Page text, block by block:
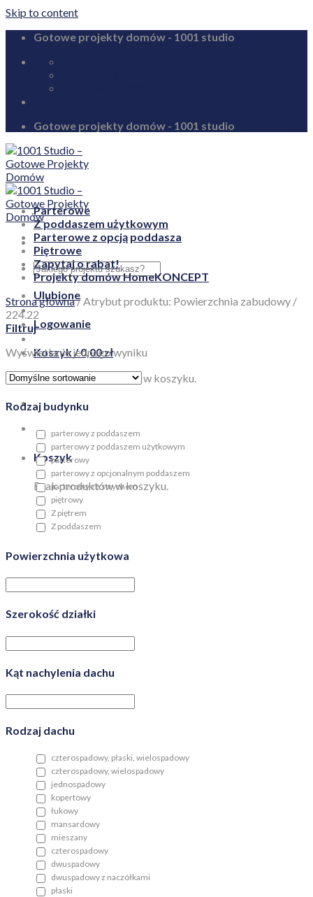
Skip to content
Gotowe projekty domów - 1001 studio
Gotowe projekty domów - 1001 studio
Ulubione
Logowanie
Koszyk /0,00zł
Brak produktów w koszyku.
Koszyk
Brak produktów w koszyku.
Parterowe
Z poddaszem użytkowym
Parterowe z opcją poddasza
Piętrowe
Zapytaj o rabat!
Projekty domów HomeKONCEPT
Strona główna/Atrybut produktu: Powierzchnia zabudowy /
224.22
Filtruj
Wyświetlanie jednego wyniku
Rodzaj budynku
parterowy z poddaszem
parterowy z poddaszem użytkowym
parterowy
parterowy z opcjonalnym poddaszem
parterowy ze strychem
piętrowy
Z piętrem
Z poddaszem
Powierzchnia użytkowa
Szerokość działki
Kąt nachylenia dachu
Rodzaj dachu
czterospadowy, płaski, wielospadowy
czterospadowy, wielospadowy
jednospadowy
kopertowy
łukowy
mansardowy
mieszany
czterospadowy
dwuspadowy
dwuspadowy z naczółkami
płaski